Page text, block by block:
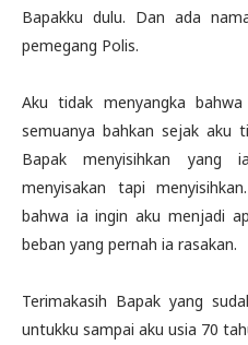
Bapakku dulu. Dan ada
pemegang Polis.
Aku tidak menyangka
semuanya bahkan sejak aku
Bapak menyisihkan yang
menyisakan tapi
bahwa ia ingin aku menjadi
beban yang pernah ia rasakan.
Terimakasih Bapak yang
untukku sampai aku usia 70